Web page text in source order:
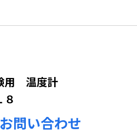
用 温度計
問い合わせ